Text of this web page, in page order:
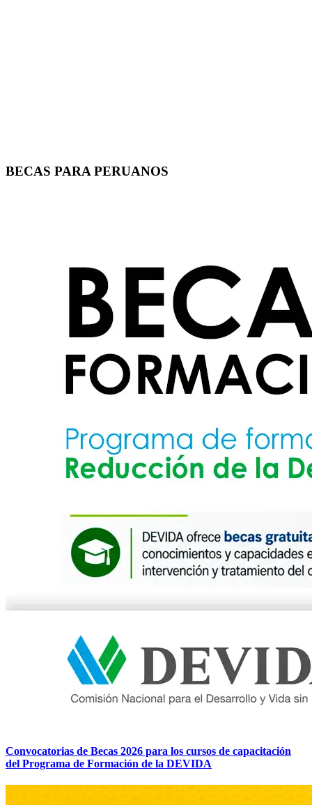
BECAS PARA PERUANOS
Convocatorias de Becas 2026 para los cursos de capacitación
del Programa de Formación de la DEVIDA